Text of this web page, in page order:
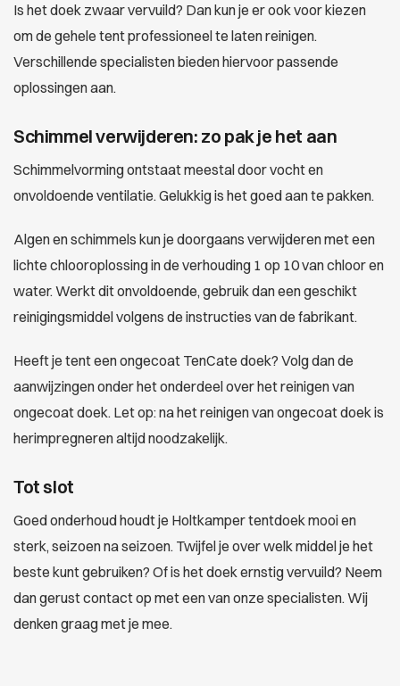
Is het doek zwaar vervuild? Dan kun je er ook voor kiezen
om de gehele tent professioneel te laten reinigen.
Verschillende specialisten bieden hiervoor passende
oplossingen aan.
Schimmel verwijderen: zo pak je het aan
Schimmelvorming ontstaat meestal door vocht en
onvoldoende ventilatie. Gelukkig is het goed aan te pakken.
Algen en schimmels kun je doorgaans verwijderen met een
lichte chlooroplossing in de verhouding 1 op 10 van chloor en
water. Werkt dit onvoldoende, gebruik dan een geschikt
reinigingsmiddel volgens de instructies van de fabrikant.
Heeft je tent een ongecoat TenCate doek? Volg dan de
aanwijzingen onder het onderdeel over het reinigen van
ongecoat doek. Let op: na het reinigen van ongecoat doek is
herimpregneren altijd noodzakelijk.
Tot slot
Goed onderhoud houdt je Holtkamper tentdoek mooi en
sterk, seizoen na seizoen. Twijfel je over welk middel je het
beste kunt gebruiken? Of is het doek ernstig vervuild? Neem
dan gerust contact op met een van onze specialisten. Wij
denken graag met je mee.